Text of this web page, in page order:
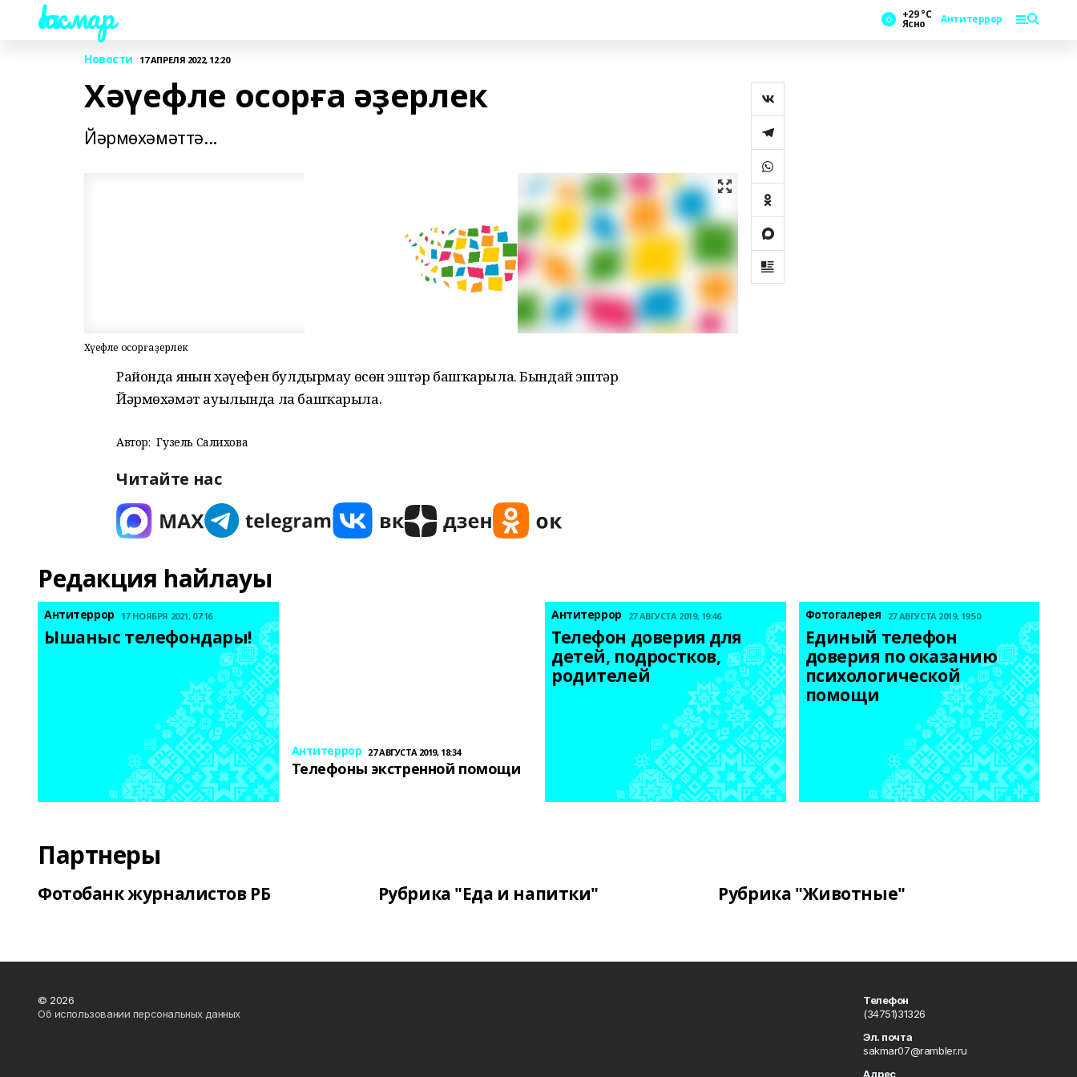
Һаҡмар +29 °С
Ясно Антитеррор
Новости 17 АПРЕЛЯ 2022, 12:20
Хәүефле осорға әҙерлек
Йәрмөхәмәттә...
Хәүефле осорға әҙерлек
Районда янғын хәүефен булдырмау өсөн эштәр башҡарыла. Бындай эштәр
Йәрмөхәмәт ауылында ла башҡарыла.
Автор: Гузель Салихова
Читайте нас
Редакция һайлауы
Антитеррор 17 НОЯБРЯ 2021, 07:16
Ышаныс телефондары!
Антитеррор 27 АВГУСТА 2019, 18:34
Телефоны экстренной помощи
Антитеррор 27 АВГУСТА 2019, 19:46
Телефон доверия для
детей, подростков,
родителей
Фотогалерея 27 АВГУСТА 2019, 19:50
Единый телефон
доверия по оказанию
психологической
помощи
Партнеры
Фотобанк журналистов РБ Рубрика "Еда и напитки" Рубрика "Животные"
© 2026
Об использовании персональных данных
Телефон
(34751)31326
Эл. почта
sakmar07@rambler.ru
Адрес